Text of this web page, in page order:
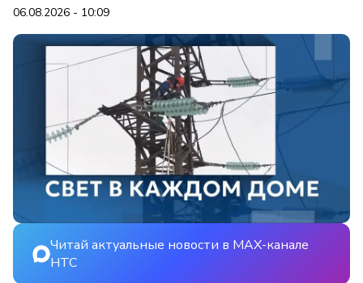
06.08.2026 - 10:09
Читай актуальные новости в MAX-канале
НТС